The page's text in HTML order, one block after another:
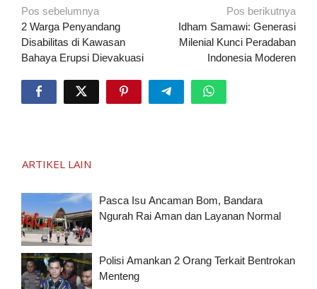
Navigasi
pos
Pos sebelumnya
2 Warga Penyandang
Disabilitas di Kawasan
Bahaya Erupsi Dievakuasi
Pos berikutnya
Idham Samawi: Generasi
Milenial Kunci Peradaban
Indonesia Moderen
ARTIKEL LAIN
Pasca Isu Ancaman Bom, Bandara
Ngurah Rai Aman dan Layanan Normal
Polisi Amankan 2 Orang Terkait Bentrokan
Menteng